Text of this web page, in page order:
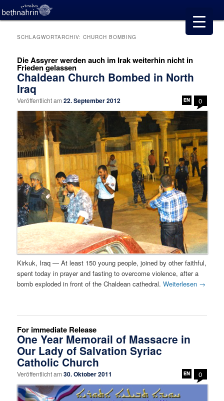
SCHLAGWORTARCHIV:CHURCH BOMBING
Die Assyrer werden auch im Irak weiterhin nicht in
Frieden gelassen
Chaldean Church Bombed in North
Iraq
Veröffentlicht am22. September 2012 0
Kirkuk, Iraq — At least 150 young people, joined by other faithful,
spent today in prayer and fasting to overcome violence, after a
bomb exploded in front of the Chaldean cathedral.Weiterlesen →
For immediate Release
One Year Memorail of Massacre in
Our Lady of Salvation Syriac
Catholic Church
Veröffentlicht am30. Oktober 2011 0